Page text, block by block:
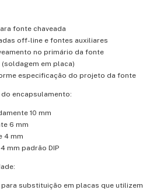
fonte chaveada
off-line e fontes auxiliares
no primário da fonte
em placa)
especificação do projeto da fonte
encapsulamento:
10 mm
6 mm
4 mm
mm padrão DIP
substituição em placas que utilizem